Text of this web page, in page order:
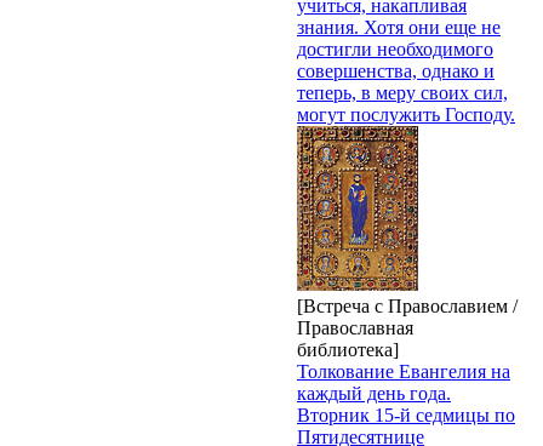
учиться, накапливая
знания. Хотя они еще не
достигли необходимого
совершенства, однако и
теперь, в меру своих сил,
могут послужить Господу.
[Встреча с Православием /
Православная
библиотека]
Толкование Евангелия на
каждый день года.
Вторник 15-й седмицы по
Пятидесятнице